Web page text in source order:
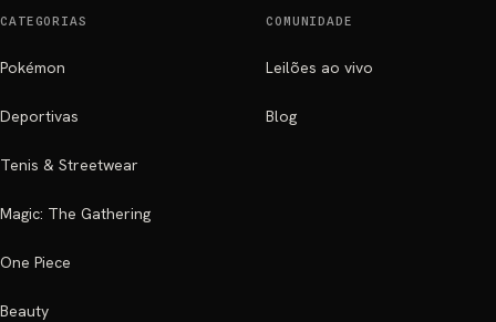
CATEGORIAS
Pokémon
Deportivas
Tenis & Streetwear
Magic: The Gathering
One Piece
Beauty
COMUNIDADE
Leilões ao vivo
Blog